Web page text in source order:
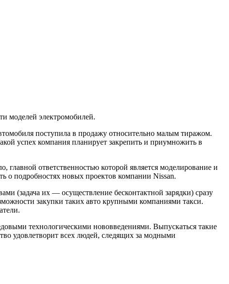
моделей электромобилей.
поступила в продажу относительно малым тиражом.
успех компания планирует закрепить и приумножить в
ответственностью которой является моделирование и
о подробностях новых проектов компании Nissan.
(задача их — осуществление бесконтактной зарядки) сразу
закупки таких авто крупными компаниями такси.
технологическими нововведениями. Выпускаться такие
удовлетворит всех людей, следящих за модными